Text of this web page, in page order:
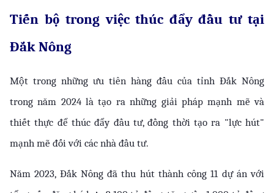
Tiến bộ trong việc thúc đẩy đầu tư tại
Đắk Nông
Một trong những ưu tiên hàng đầu của tỉnh Đắk Nông
trong năm 2024 là tạo ra những giải pháp mạnh mẽ và
thiết thực để thúc đẩy đầu tư, đồng thời tạo ra "lực hút"
mạnh mẽ đối với các nhà đầu tư.
Năm 2023, Đắk Nông đã thu hút thành công 11 dự án với